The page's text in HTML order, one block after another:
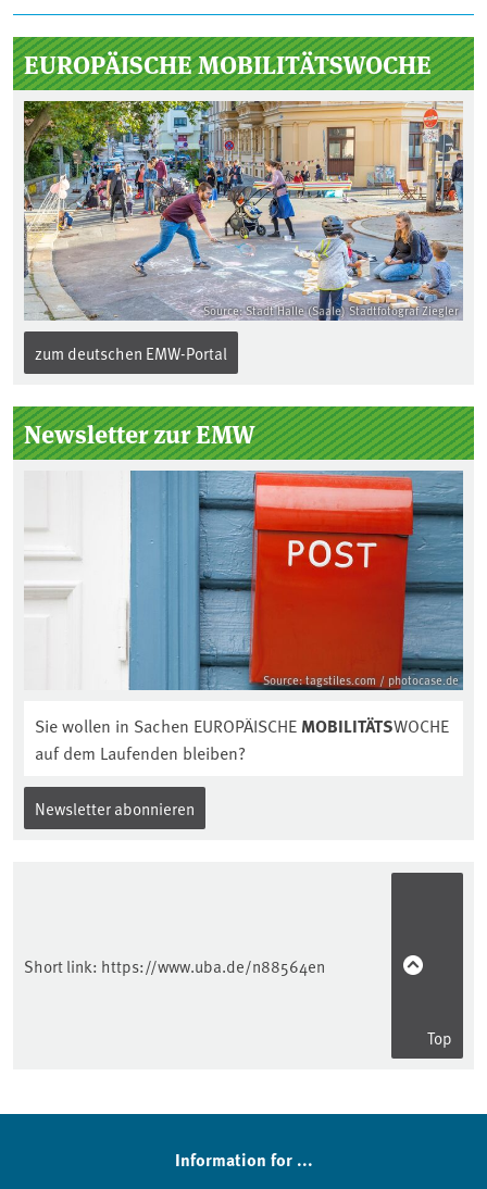
Sidebar
EUROPÄISCHE MOBILITÄTSWOCHE
Source: Stadt Halle (Saale) Stadtfotograf Ziegler
zum deutschen EMW-Portal
Newsletter zur EMW
Source: tagstiles.com / photocase.de
Sie wollen in Sachen EUROPÄISCHE MOBILITÄTSWOCHE
auf dem Laufenden bleiben?
Newsletter abonnieren
Short link: https://www.uba.de/n88564en
Top
Information for ...